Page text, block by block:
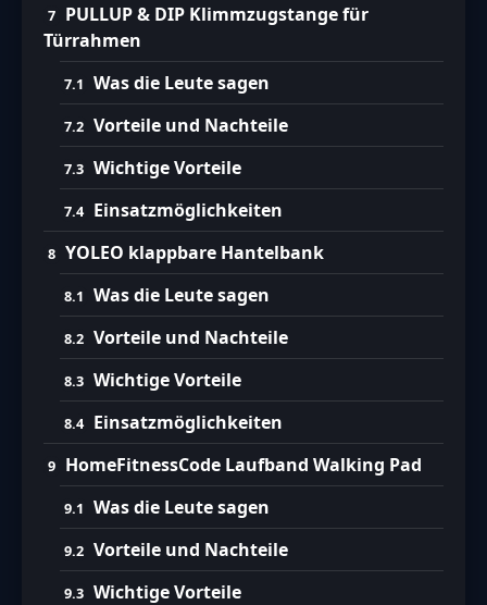
PULLUP & DIP Klimmzugstange für
Türrahmen
Was die Leute sagen
Vorteile und Nachteile
Wichtige Vorteile
Einsatzmöglichkeiten
YOLEO klappbare Hantelbank
Was die Leute sagen
Vorteile und Nachteile
Wichtige Vorteile
Einsatzmöglichkeiten
HomeFitnessCode Laufband Walking Pad
Was die Leute sagen
Vorteile und Nachteile
Wichtige Vorteile